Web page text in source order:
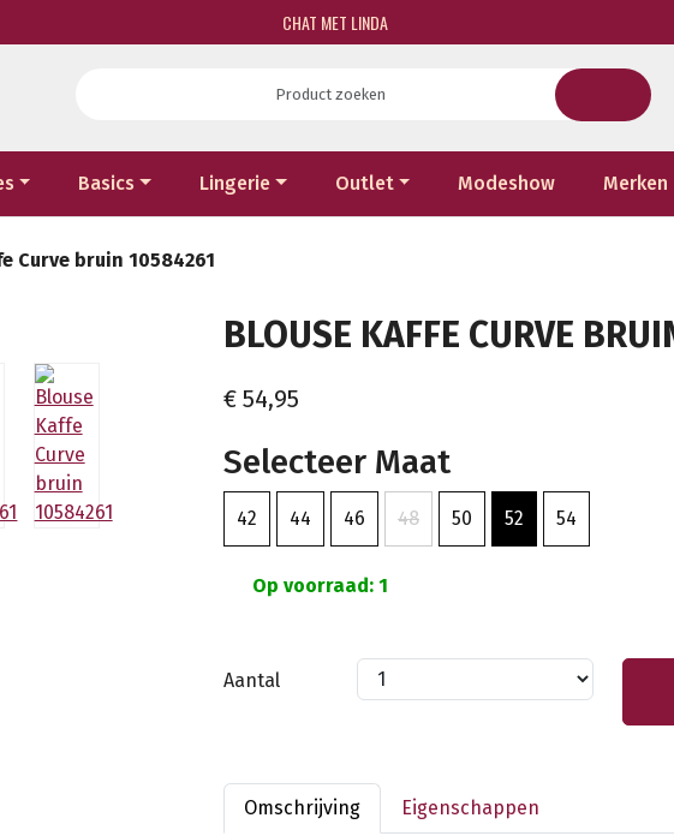
CHAT MET LINDA
Basics Lingerie Outlet Modeshow Merken
Curve bruin 10584261
BLOUSE KAFFE CURVE
€ 54,95
Selecteer Maat
42 44 46 48 50 52 54
Op voorraad: 1
Aantal
Omschrijving Eigenschappen